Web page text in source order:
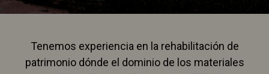
Tenemos experiencia en la rehabilitación de
patrimonio dónde el dominio de los materiales